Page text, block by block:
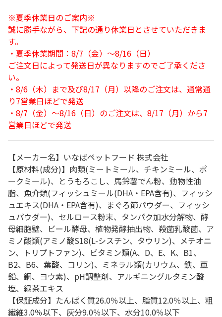
※夏季休業日のご案内※
誠に勝手ながら、下記の通り休業日とさせていただきま
す。
・夏季休業期間：8/7（金）～8/16（日）
ご注文日によって発送日が異なりますのでご了承くださ
い。
・8/6（木）まで及び8/17（月）以降のご注文は、通常通
り7営業日ほどで発送
・8/7（金）～8/16（日）のご注文は、8/17（月）から7
営業日ほどで発送
【メーカー名】いなばペットフード 株式会社
【原材料(成分)】肉類(ミートミール、チキンミール、ポ
ークミール)、とうもろこし、馬鈴薯でん粉、動物性油
脂、魚介類(フィッシュミール(DHA・EPA含有)、フィッシ
ュエキス(DHA・EPA含有)、まぐろ節パウダー、フィッシ
ュパウダー)、セルロース粉末、タンパク加水分解物、酵
母細胞壁、ビール酵母、植物発酵抽出物、殺菌乳酸菌、ア
ミノ酸類(アミノ酸S18(L-シスチン、タウリン)、メチオニ
ン、トリプトファン)、ビタミン類(A、D、E、K、B1、
B2、B6、葉酸、コリン)、ミネラル類(カリウム、鉄、亜
鉛、銅、ヨウ素)、pH調整剤、アルギニングルタミン酸
塩、緑茶エキス
【保証成分】たんぱく質26.0％以上、脂質12.0％以上、粗
繊維3.0％以下、灰分9.0％以下、水分10.0％以下